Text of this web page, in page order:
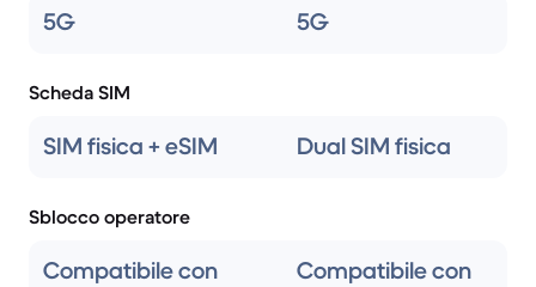
5G 5G
Scheda SIM
SIM fisica + eSIM Dual SIM fisica
Sblocco operatore
Compatibile con
Compatibile con